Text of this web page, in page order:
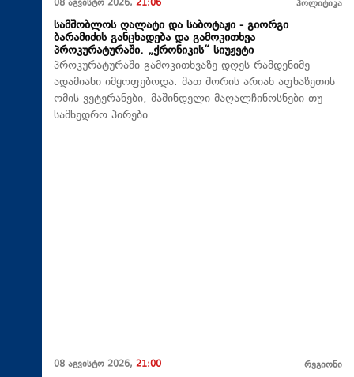
08 აგვისტო 2026, 21:06 პოლიტიკა
სამშობლოს ღალატი და საბოტაჟი - გიორგი
ბარამიძის განცხადება და გამოკითხვა
პროკურატურაში. „ქრონიკის“ სიუჟეტი
პროკურატურაში გამოკითხვაზე დღეს რამდენიმე
ადამიანი იმყოფებოდა. მათ შორის არიან აფხაზეთის
ომის ვეტერანები, მაშინდელი მაღალჩინოსნები თუ
სამხედრო პირები.
08 აგვისტო 2026, 21:00 რეგიონი